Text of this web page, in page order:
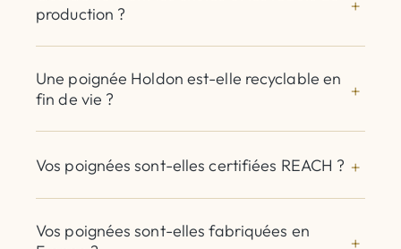
production ?
Une poignée Holdon est-elle recyclable en
fin de vie ?
Vos poignées sont-elles certifiées REACH ?
Vos poignées sont-elles fabriquées en